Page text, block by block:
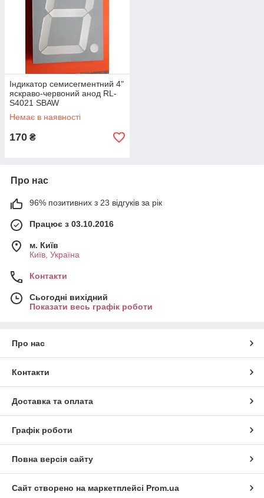
Індикатор семисегментний 4"
яскраво-червоний анод RL-
S4021 SBAW
Немає в наявності
170 ₴
Про нас
96% позитивних з 23 відгуків за рік
Працює з 03.10.2016
м. Київ
Київ, Україна
Контакти
Сьогодні вихідний
Показати весь графік роботи
Про нас
Контакти
Доставка та оплата
Графік роботи
Повна версія сайту
Сайт створено на маркетплейсі Prom.ua